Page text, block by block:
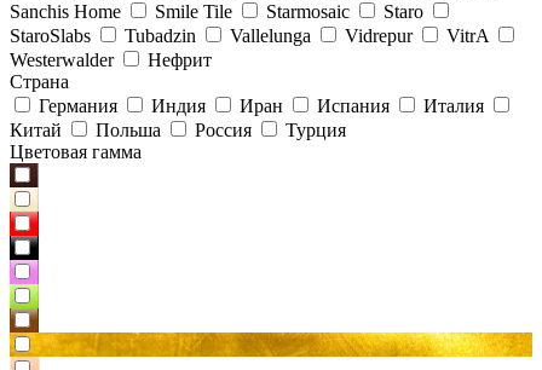
Sanchis Home
Smile Tile Starmosaic
Staro
StaroSlabs
Tubadzin Vallelunga Vidrepur
VitrA
Westerwalder
Нефрит
Страна
Германия
Индия Иран Испания
Италия
Китай
Польша Россия
Турция
Цветовая гамма